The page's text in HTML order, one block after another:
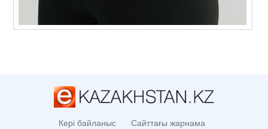
Кері байланыс Сайттағы жарнама